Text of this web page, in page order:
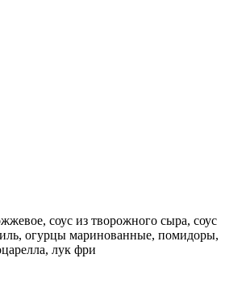
соус из творожного сыра, соус
огурцы маринованные, помидоры,
лук фри